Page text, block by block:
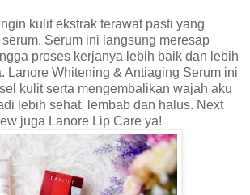
kulit ekstrak terawat pasti yang
Serum ini langsung meresap
proses kerjanya lebih baik dan lebih
Lanore Whitening & Antiaging Serum ini
kulit serta mengembalikan wajah aku
lebih sehat, lembab dan halus. Next
juga Lanore Lip Care ya!